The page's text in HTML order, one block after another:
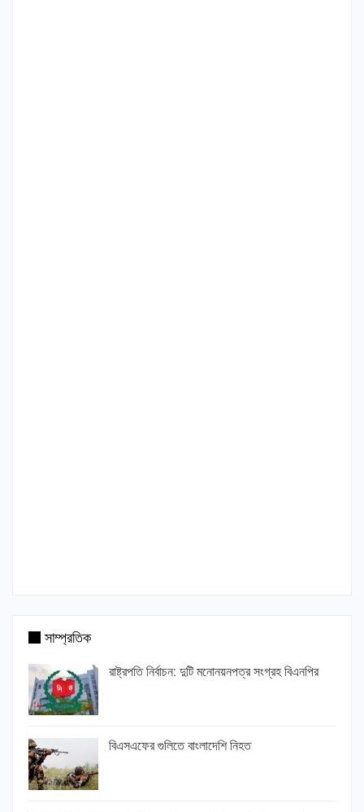
সাম্প্রতিক
রাষ্ট্রপতি নির্বাচন: দুটি মনোনয়নপত্র সংগ্রহ বিএনপির
বিএসএফের গুলিতে বাংলাদেশি নিহত